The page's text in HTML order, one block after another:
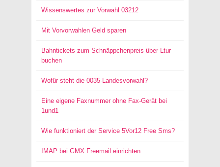
Wissenswertes zur Vorwahl 03212
Mit Vorvorwahlen Geld sparen
Bahntickets zum Schnäppchenpreis über Ltur
buchen
Wofür steht die 0035-Landesvorwahl?
Eine eigene Faxnummer ohne Fax-Gerät bei
1und1
Wie funktioniert der Service 5Vor12 Free Sms?
IMAP bei GMX Freemail einrichten